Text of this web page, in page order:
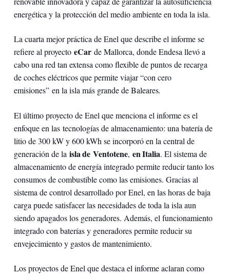
energética y la protección del medio ambiente en toda la isla.
La cuarta mejor práctica de Enel que describe el informe se
refiere al proyecto eCarde Mallorca, donde Endesa llevó a
cabo una red tan extensa como flexible de puntos de recarga
de coches eléctricos que permite viajar “con cero
emisiones” en la isla más grande de Baleares.
El último proyecto de Enel que menciona el informe es el
enfoque en las tecnologías de almacenamiento: una batería de
litio de 300 kW y 600 kWh se incorporó en la central de
generación de la isla de Ventotene, en Italia. El sistema de
almacenamiento de energía integrado permite reducir tanto los
consumos de combustible como las emisiones. Gracias al
sistema de control desarrollado por Enel, en las horas de baja
carga puede satisfacer las necesidades de toda la isla aun
siendo apagados los generadores. Además, el funcionamiento
integrado con baterías y generadores permite reducir su
envejecimiento y gastos de mantenimiento.
Los proyectos de Enel que destaca el informe aclaran como